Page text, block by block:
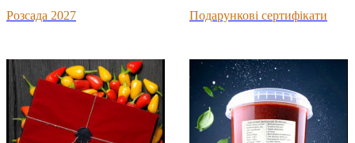
Розсада 2027 Подарункові сертифікати